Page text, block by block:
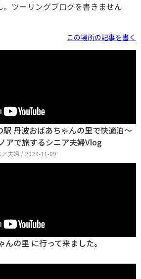
ツーリングブログを書きません
この場所の記事を書く
駅 丹波おばあちゃんの里で快適泊〜
アで旅するシニア夫婦Vlog
ア夫婦 / 2024-11-09
の里 に行って来ました。